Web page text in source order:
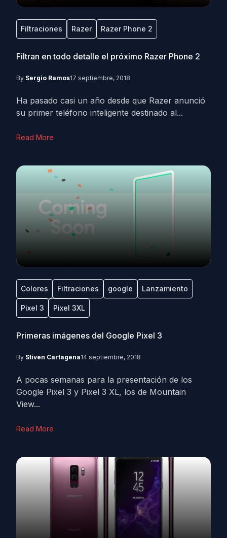
Filtraciones Razer Razer Phone 2
Filtran en todo detalle el próximo Razer Phone 2
By Sergio Ramos17 septiembre, 2018
Ha pasado casi un año desde que Razer anunció
su primer teléfono inteligente destinado al...
Read More
Colores Filtraciones google Lanzamiento
Pixel 3 Pixel 3XL
Primeras imágenes del Google Pixel 3
By Stiven Cartagena14 septiembre, 2018
A pocas semanas para la presentación de los
Google Pixel 3 y Pixel 3 XL, los de Mountain
View...
Read More